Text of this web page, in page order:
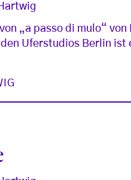
„a passo di mulo“
Uferstudios Berlin